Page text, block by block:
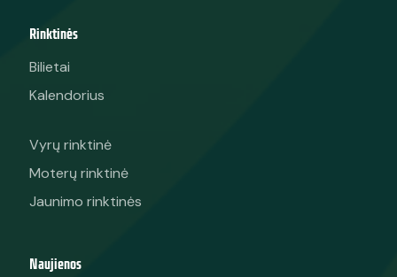
Rinktinės
Bilietai
Kalendorius
Vyrų rinktinė
Moterų rinktinė
Jaunimo rinktinės
Naujienos